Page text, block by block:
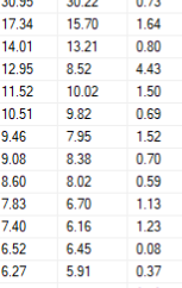
AND
=
s.[schema_id]